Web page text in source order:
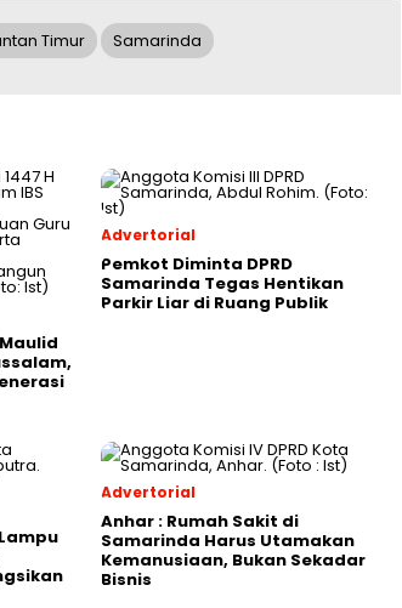
Timur Samarinda
Advertorial
Pemkot Diminta DPRD
Samarinda Tegas Hentikan
Parkir Liar di Ruang Publik
Advertorial
Anhar : Rumah Sakit di
Samarinda Harus Utamakan
Kemanusiaan, Bukan Sekadar
Bisnis